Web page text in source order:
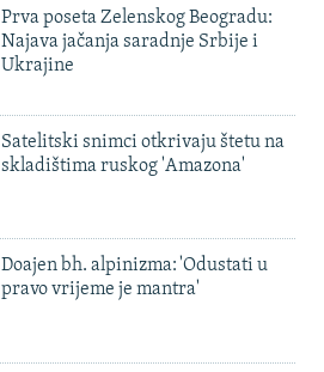
Prva poseta Zelenskog Beogradu:
Najava jačanja saradnje Srbije i
Ukrajine
Satelitski snimci otkrivaju štetu na
skladištima ruskog 'Amazona'
Doajen bh. alpinizma: 'Odustati u
pravo vrijeme je mantra'